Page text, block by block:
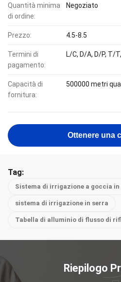
Quantità minima
di ordine:
Negoziato
Prezzo: 4.5-8.5
Termini di
pagamento:
L/C, D/A, D/P, T/
Capacità di
fornitura:
500000 metri
Ottenere una
Tag:
Sistema di irrigazione a goccia in
sistema di irrigazione in serra
Tabella di alluminio di flusso di
Riepilogo